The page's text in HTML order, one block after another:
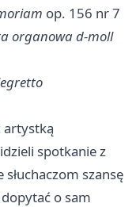
op. 156 nr 7
organowa d-moll
artystką
spotkanie z
szansę
o sam